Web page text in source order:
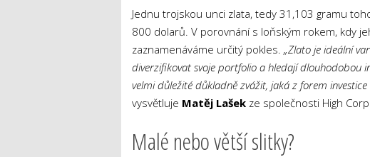
Jednu trojskou unci zlata, tedy 31,103 gramu
800 dolarů. V porovnání s loňským rokem, kdy
zaznamenáváme určitý pokles. „Zlato je ideální
diverzifikovat svoje portfolio a hledají dlouhodobou
velmi důležité důkladně zvážit, jaká z forem
vysvětluje Matěj Lašekze společnosti High
Malé nebo větší slitky?